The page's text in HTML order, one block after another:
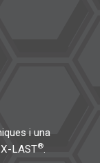
i una
LAST®.